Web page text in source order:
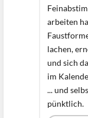
arbeiten
lachen,
und sich
im
... und
pünktlich.